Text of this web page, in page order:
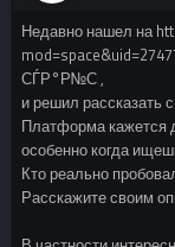
Недавно нашел на
СЃР°Р№С‚,
и решил рассказать
Платформа кажется
особенно когда
Кто реально
Расскажите своим